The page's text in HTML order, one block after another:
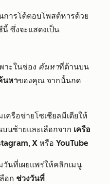
การโต้ตอบโพสต์หารด้วย
ซึ่งจะแสดงเป็น
าะในช่อง ค้นหาที่ด้านบน
นหาของคุณ จากนั้นกด
ครือข่ายโซเชียลมีเดียให้
นซ้ายและเลือกจาก เครือ
, X หรือ YouTube
นที่เผยแพร่ให้คลิกเมนู
อก ช่วงวันที่